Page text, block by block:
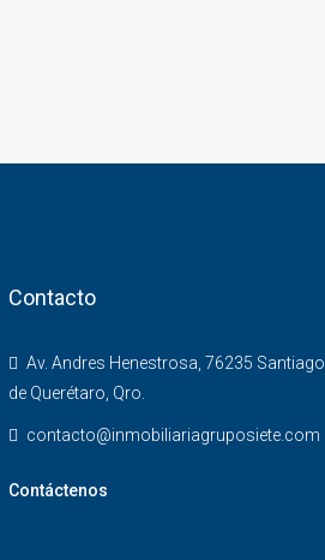
Contacto
Av. Andres Henestrosa, 76235 Santiago
de Querétaro, Qro.
contacto@inmobiliariagruposiete.com
Contáctenos